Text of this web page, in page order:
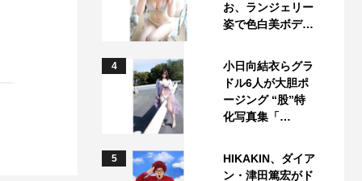
お、ランジェリー
姿で色白美ボデ…
4
小日向結衣らグラ
ドル6人が大胆ポ
ージング “股”特
化写真集「…
5
HIKAKIN、ダイア
ン・津田篤宏がド